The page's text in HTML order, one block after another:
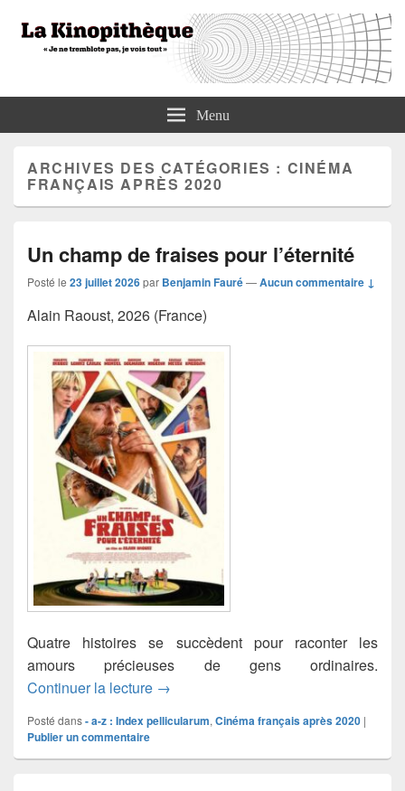
La KinopithèqueMenu
ARCHIVES DES CATÉGORIES : CINÉMA
FRANÇAIS APRÈS 2020
Un champ de fraises pour l’éternité
Posté le 23 juillet 2026par Benjamin Fauré—Aucun commentaire ↓
Alain Raoust, 2026 (France)
Quatre histoires se succèdent pour raconter les
amours précieuses de gens ordinaires.
Continuer la lecture Un champ de fraises pour l’éternité
→
Posté dans- a-z : Index pellicularum,Cinéma français après 2020 |
Publier un commentaire